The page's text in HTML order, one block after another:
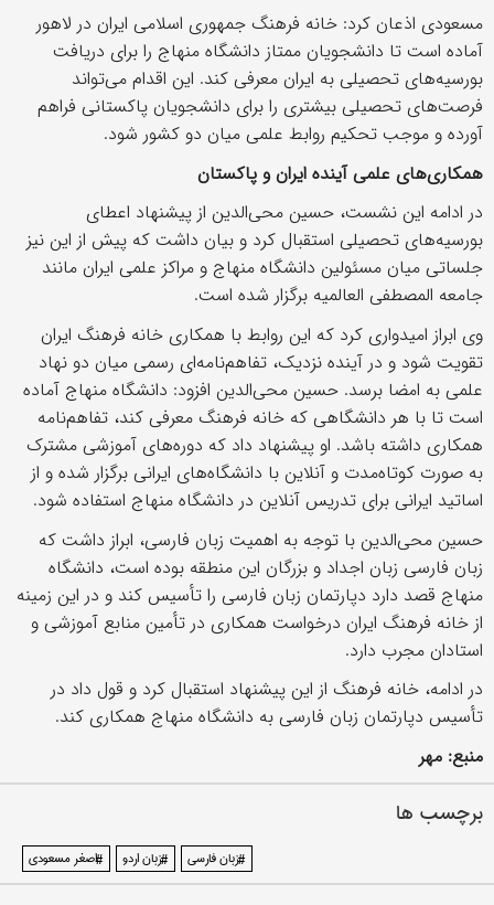
مسعودی اذعان کرد: خانه فرهنگ جمهوری اسلامی ایران در لاهور
آماده است تا دانشجویان ممتاز دانشگاه منهاج را برای دریافت
بورسیه‌های تحصیلی به ایران معرفی کند. این اقدام می‌تواند
فرصت‌های تحصیلی بیشتری را برای دانشجویان پاکستانی فراهم
آورده و موجب تحکیم روابط علمی میان دو کشور شود.
همکاری‌های علمی آینده ایران و پاکستان
در ادامه این نشست، حسین محی‌الدین از پیشنهاد اعطای
بورسیه‌های تحصیلی استقبال کرد و بیان داشت که پیش از این نیز
جلساتی میان مسئولین دانشگاه منهاج و مراکز علمی ایران مانند
جامعه المصطفی العالمیه برگزار شده است.
وی ابراز امیدواری کرد که این روابط با همکاری خانه فرهنگ ایران
تقویت شود و در آینده نزدیک، تفاهم‌نامه‌ای رسمی میان دو نهاد
علمی به امضا برسد. حسین محی‌الدین افزود: دانشگاه منهاج آماده
است تا با هر دانشگاهی که خانه فرهنگ معرفی کند، تفاهم‌نامه
همکاری داشته باشد. او پیشنهاد داد که دوره‌های آموزشی مشترک
به صورت کوتاه‌مدت و آنلاین با دانشگاه‌های ایرانی برگزار شده و از
اساتید ایرانی برای تدریس آنلاین در دانشگاه منهاج استفاده شود.
حسین محی‌الدین با توجه به اهمیت زبان فارسی، ابراز داشت که
زبان فارسی زبان اجداد و بزرگان این منطقه بوده است، دانشگاه
منهاج قصد دارد دپارتمان زبان فارسی را تأسیس کند و در این زمینه
از خانه فرهنگ ایران درخواست همکاری در تأمین منابع آموزشی و
استادان مجرب دارد.
در ادامه، خانه فرهنگ از این پیشنهاد استقبال کرد و قول داد در
تأسیس دپارتمان زبان فارسی به دانشگاه منهاج همکاری کند.
منبع: مهر
برچسب ها
#زبان فارسی #زبان اردو #اصغر مسعودی